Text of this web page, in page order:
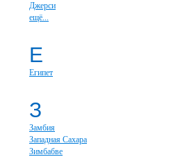
Джерси
ещё...
Е
Египет
З
Замбия
Западная Сахара
Зимбабве